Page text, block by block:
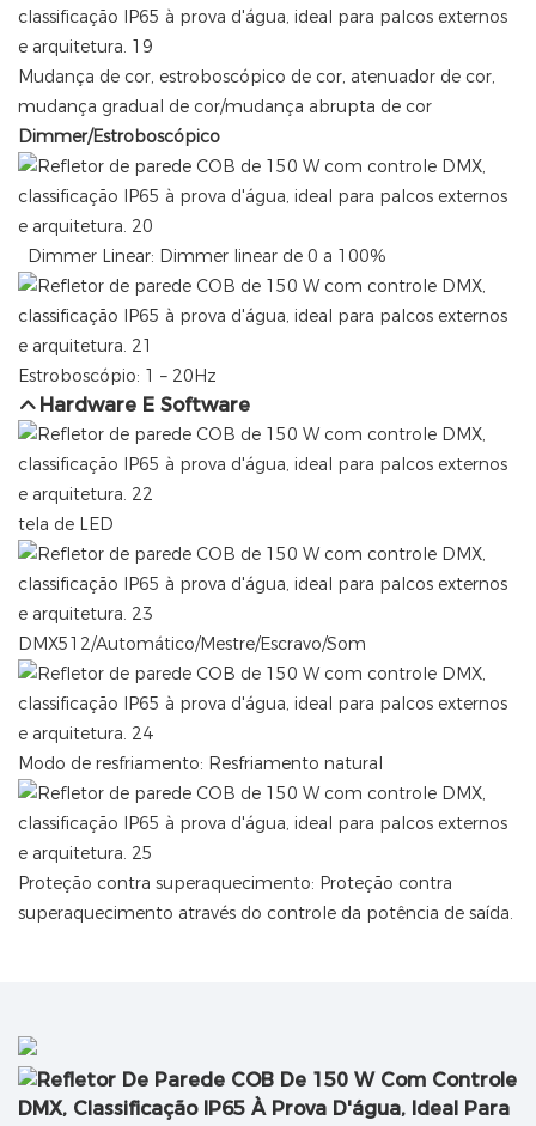
Mudança de cor, estroboscópico de cor, atenuador de cor,
mudança gradual de cor/mudança abrupta de cor
Dimmer/Estroboscópico
Dimmer Linear: Dimmer linear de 0 a 100%
Estroboscópio: 1 – 20Hz
Hardware E Software
tela de LED
DMX512/Automático/Mestre/Escravo/Som
Modo de resfriamento: Resfriamento natural
Proteção contra superaquecimento: Proteção contra
superaquecimento através do controle da potência de saída.